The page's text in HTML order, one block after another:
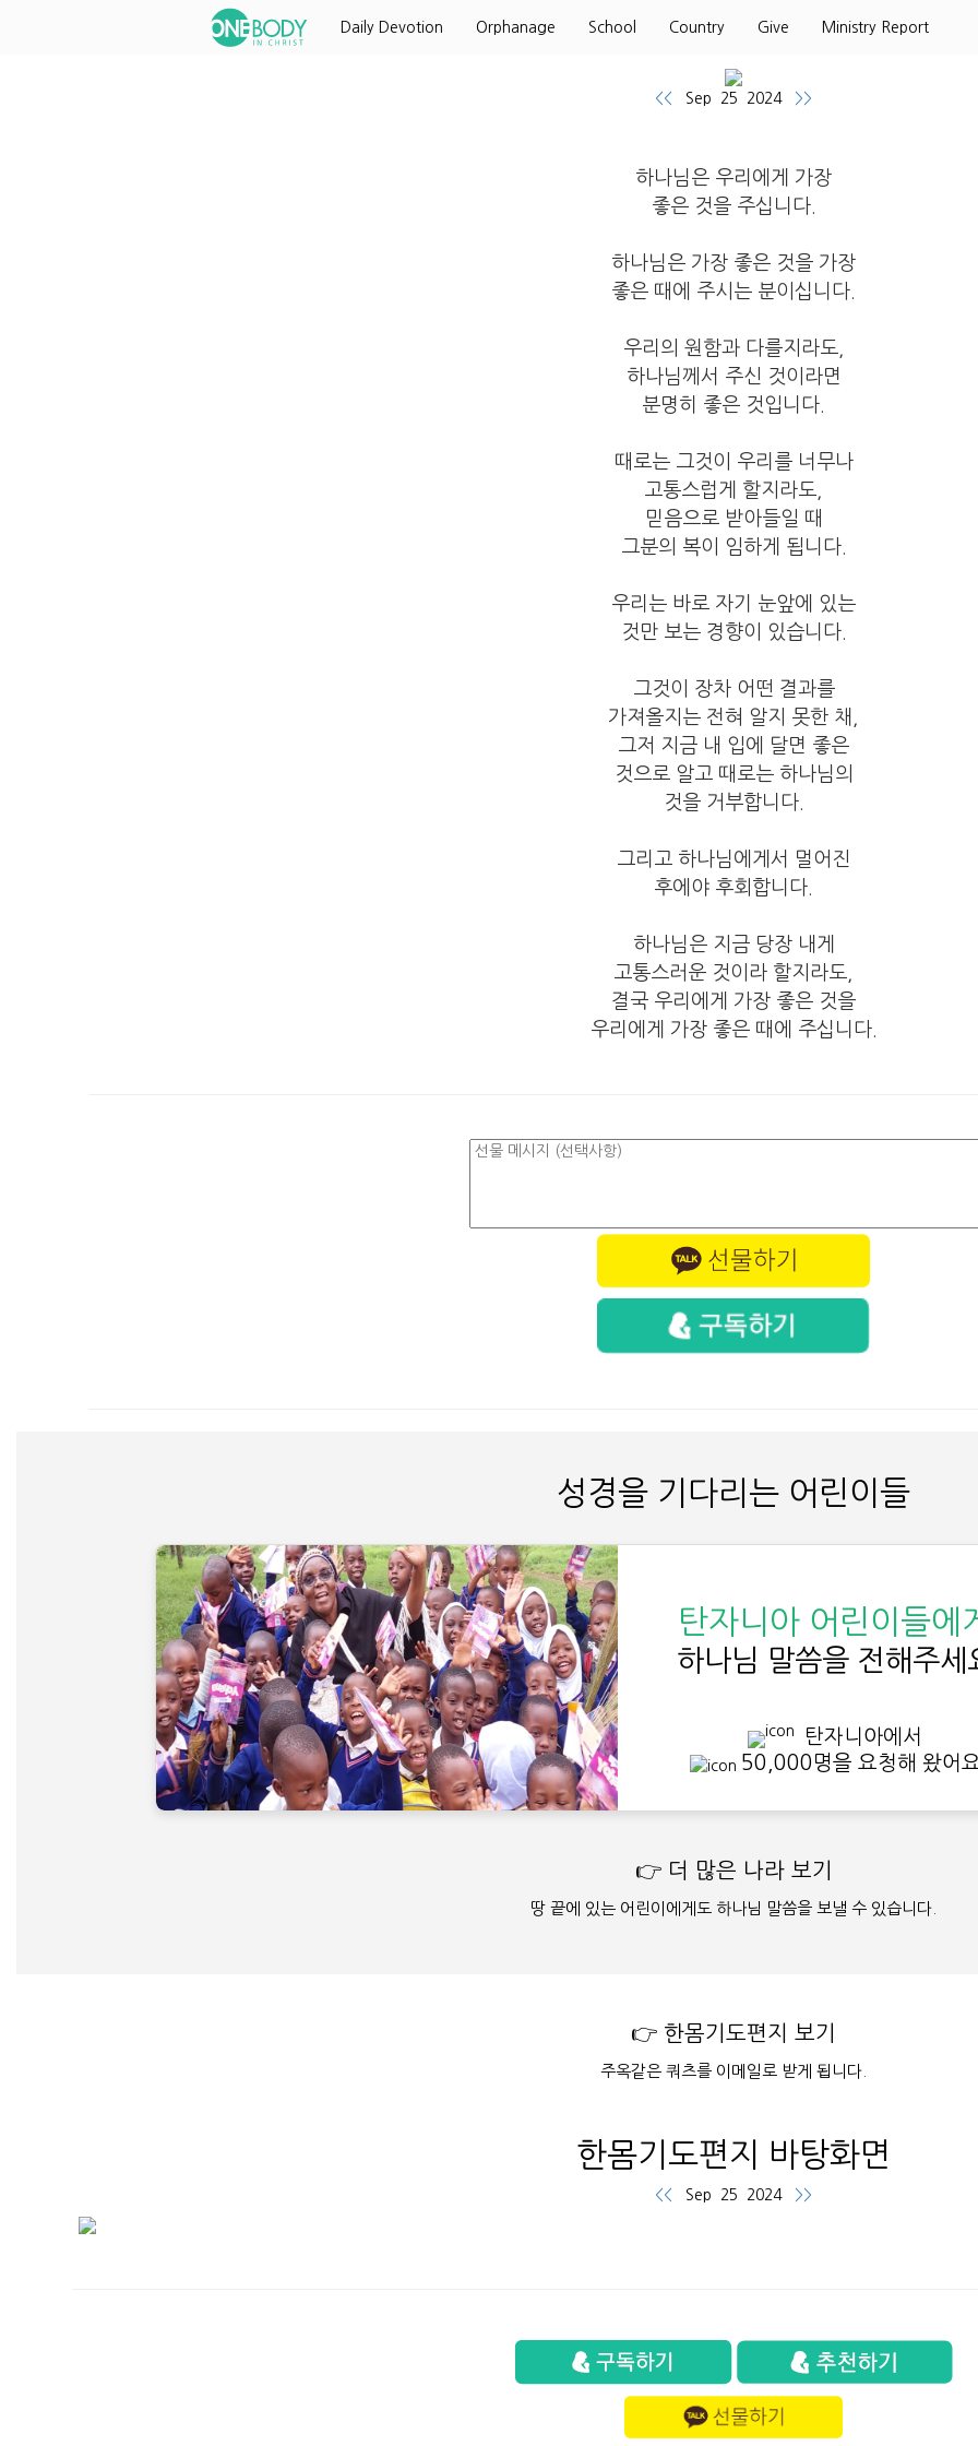
Daily Devotion Orphanage School Country Give Ministry Report
<< Sep 25 2024 >>
하나님은 우리에게 가장
좋은 것을 주십니다.
하나님은 가장 좋은 것을 가장
좋은 때에 주시는 분이십니다.
우리의 원함과 다를지라도,
하나님께서 주신 것이라면
분명히 좋은 것입니다.
때로는 그것이 우리를 너무나
고통스럽게 할지라도,
믿음으로 받아들일 때
그분의 복이 임하게 됩니다.
우리는 바로 자기 눈앞에 있는
것만 보는 경향이 있습니다.
그것이 장차 어떤 결과를
가져올지는 전혀 알지 못한 채,
그저 지금 내 입에 달면 좋은
것으로 알고 때로는 하나님의
것을 거부합니다.
그리고 하나님에게서 멀어진
후에야 후회합니다.
하나님은 지금 당장 내게
고통스러운 것이라 할지라도,
결국 우리에게 가장 좋은 것을
우리에게 가장 좋은 때에 주십니다.
성경을 기다리는 어린이들
탄자니아 어린이들에
하나님 말씀을 전해주세
탄자니아에서
50,000명을 요청해 왔어
👉 더 많은 나라 보기
땅 끝에 있는 어린이에게도 하나님 말씀을 보낼 수 있습니다.
👉 한몸기도편지 보기
주옥같은 쿼츠를 이메일로 받게 됩니다.
한몸기도편지 바탕화면
<< Sep 25 2024 >>